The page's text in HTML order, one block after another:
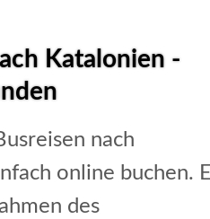
Katalonien -
nach
online buchen.
des